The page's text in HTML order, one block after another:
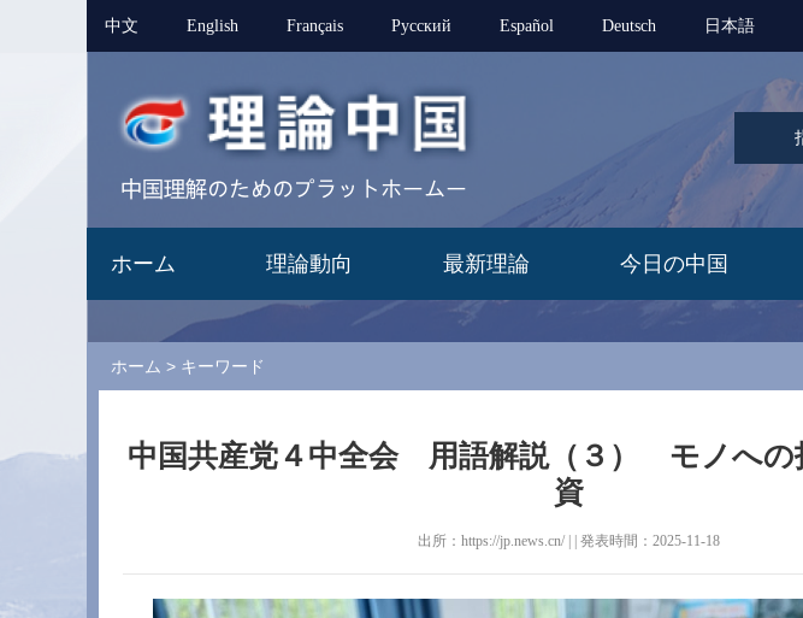
中文 English Français Pусский Español Deutsch 日本語
ホーム 理論動向 最新理論 今日の中国
ホーム > キーワード
中国共産党４中全会 用語解説（３） モノへの
資
出所：https://jp.news.cn/ | | 発表時間：2025-11-18